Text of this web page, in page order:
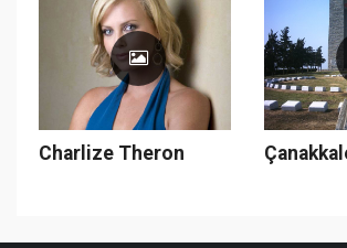
Charlize Theron